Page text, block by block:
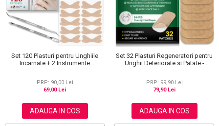
Scrub / Balsam de buze
Netestate pe Animale
Set 120 Plasturi pentru Unghiile
Incarnate + 2 Instrumente
PRP: 90,00 Lei
69,00 Lei
ADAUGA IN COS
Set 32 Plasturi Regeneratori pentru
Unghii Deteriorate si Patate -
PRP: 99,90 Lei
79,90 Lei
ADAUGA IN COS